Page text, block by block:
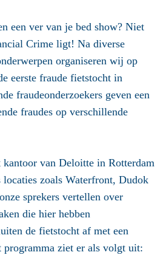
een ver van je bed show? Niet
Crime ligt! Na diverse
organiseren wij op
eerste fraude fietstocht in
fraudeonderzoekers geven een
fraudes op verschillende
van Deloitte in Rotterdam
locaties zoals Waterfront, Dudok
sprekers vertellen over
die hier hebben
de fietstocht af met een
ziet er als volgt uit: